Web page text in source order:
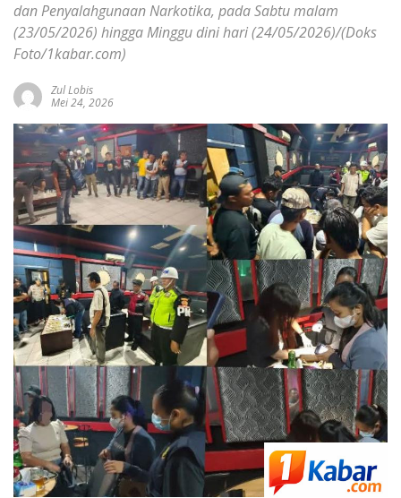
dan Penyalahgunaan Narkotika, pada Sabtu malam
(23/05/2026) hingga Minggu dini hari (24/05/2026)/(Doks
Foto/1kabar.com)
Zul Lobis
Mei 24, 2026